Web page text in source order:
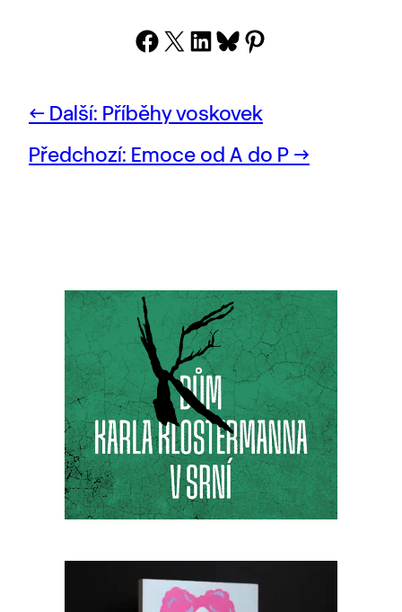
Share on Facebook
Share on X Share on LinkedIn
Share on BlueskyShare on Pinterest
Další: Příběhy voskovek
Předchozí: Emoce od A do P